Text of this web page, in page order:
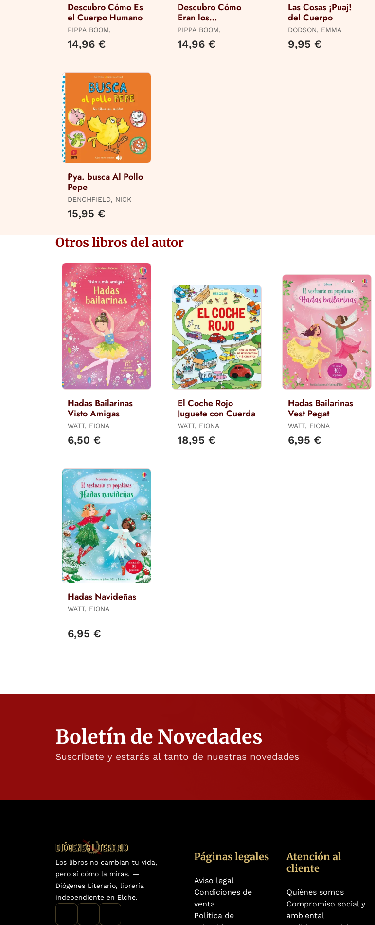
Descubro Cómo Es
el Cuerpo Humano
PIPPA BOOM,
14,96 €
Descubro Cómo
Eran los
Dinosaurios
PIPPA BOOM,
14,96 €
Las Cosas ¡Puaj!
del Cuerpo
DODSON, EMMA
9,95 €
Pya. busca Al Pollo
Pepe
DENCHFIELD, NICK
15,95 €
Otros libros del autor
Hadas Bailarinas
Visto Amigas
WATT, FIONA
6,50 €
El Coche Rojo
Juguete con Cuerda
WATT, FIONA
18,95 €
Hadas Bailarinas
Vest Pegat
WATT, FIONA
6,95 €
Hadas Navideñas
WATT, FIONA
6,95 €
Boletín de Novedades
Suscríbete y estarás al tanto de nuestras novedades
Los libros no cambian tu vida,
pero sí cómo la miras. —
Diógenes Literario, librería
independiente en Elche.
Páginas legales
Aviso legal
Condiciones de
venta
Política de
Atención al
cliente
Quiénes somos
Compromiso social y
ambiental